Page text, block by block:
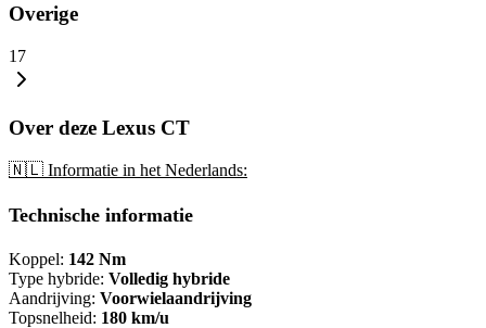
Overige
17
Over deze Lexus CT
🇳🇱 Informatie in het Nederlands:
Technische informatie
Koppel: 142 Nm
Type hybride: Volledig hybride
Aandrijving: Voorwielaandrijving
Topsnelheid: 180 km/u